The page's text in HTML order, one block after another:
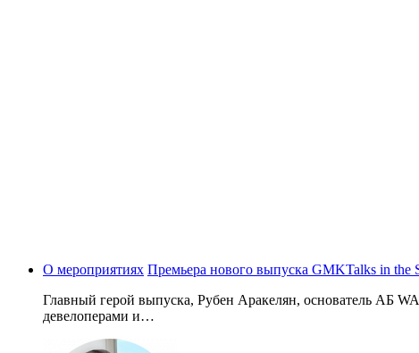
О мероприятиях Премьера нового выпуска GMKTalks in the
Главный герой выпуска, Рубен Аракелян, основатель АБ
девелоперами и…